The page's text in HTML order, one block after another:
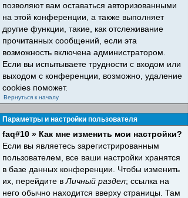
позволяют вам оставаться авторизованными
на этой конференции, а также выполняет
другие функции, такие, как отслеживание
прочитанных сообщений, если эта
возможность включена администратором.
Если вы испытываете трудности с входом или
выходом с конференции, возможно, удаление
cookies поможет.
Вернуться к началу
Параметры и настройки пользователя
faq#10 » Как мне изменить мои настройки?
Если вы являетесь зарегистрированным
пользователем, все ваши настройки хранятся
в базе данных конференции. Чтобы изменить
их, перейдите в Личный раздел; ссылка на
него обычно находится вверху страницы. Там